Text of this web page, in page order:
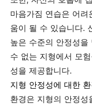
마음가짐 연습은 어
움이 될 수 있습니다.
높은 수준의 안정성
수 없는 지형에서 모
성을 제공합니다.
지형 안정성에 대한
환경은 지형의 안정